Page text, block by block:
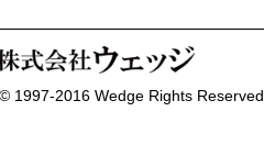
1997-2016 Wedge Rights Reserved